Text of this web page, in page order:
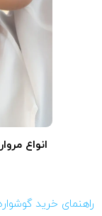
انواع
راهنمای خرید